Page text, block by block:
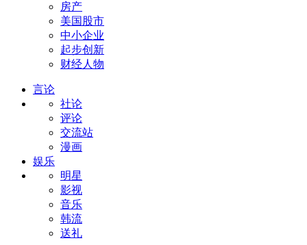
房产
美国股市
中小企业
起步创新
财经人物
言论
社论
评论
交流站
漫画
娱乐
明星
影视
音乐
韩流
送礼